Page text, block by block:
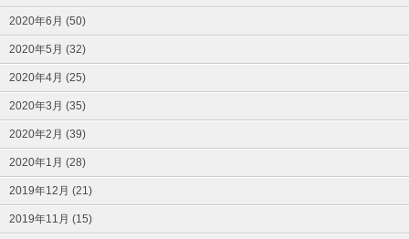
2020年6月 (50)
2020年5月 (32)
2020年4月 (25)
2020年3月 (35)
2020年2月 (39)
2020年1月 (28)
2019年12月 (21)
2019年11月 (15)